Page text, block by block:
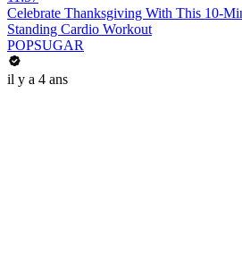
Celebrate Thanksgiving With This 10-
Standing Cardio Workout
POPSUGAR
il y a 4 ans